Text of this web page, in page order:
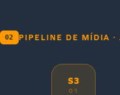
02 PIPELINE DE MÍDIA ·
S3
01